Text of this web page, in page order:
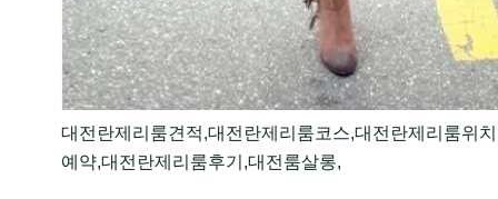
대전란제리룸견적,대전란제리룸코스,대전란제리룸위
예약,대전란제리룸후기,대전룸살롱,